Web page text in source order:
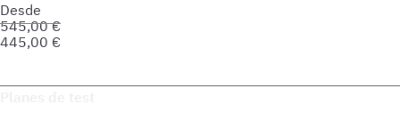
Desde
545,00€
445,00 €